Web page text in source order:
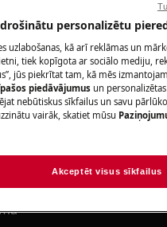
personalizētu
uzlabošanas, kā arī reklāmas un
tiek kopīgota ar sociālo mediju,
jūs piekrītat tam, kā mēs
piedāvājumus un
nebūtiskus sīkfailus un savu
vairāk, skatiet mūsu
Akceptēt visus sīkfailus